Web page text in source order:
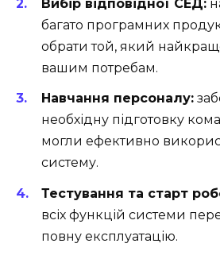
Вибір відповідної СЕД:
багато програмних
обрати той, який
вашим потребам.
Навчання персоналу:
необхідну підготовку
могли ефективно
систему.
Тестування та старт
всіх функцій системи
повну експлуатацію.